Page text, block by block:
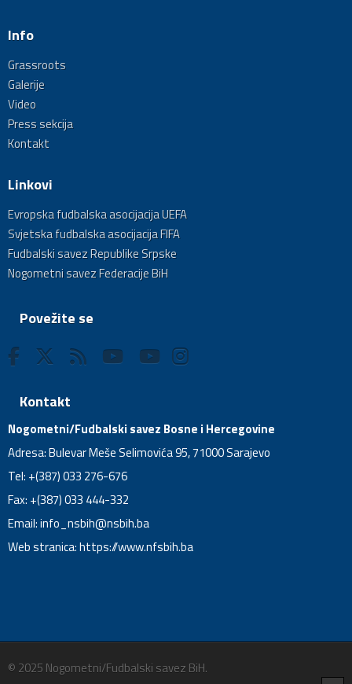
Info
Grassroots
Galerije
Video
Press sekcija
Kontakt
Linkovi
Evropska fudbalska asocijacija UEFA
Svjetska fudbalska asocijacija FIFA
Fudbalski savez Republike Srpske
Nogometni savez Federacije BiH
Povežite se
Kontakt
Nogometni/Fudbalski savez Bosne i Hercegovine
Adresa: Bulevar Meše Selimovića 95, 71000 Sarajevo
Tel: +(387) 033 276-676
Fax: +(387) 033 444-332
Email:info_nsbih@nsbih.ba
Web stranica: https://www.nfsbih.ba
© 2025 Nogometni/Fudbalski savez BiH.